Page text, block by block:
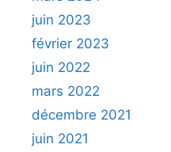
juin 2023
février 2023
juin 2022
mars 2022
décembre 2021
juin 2021